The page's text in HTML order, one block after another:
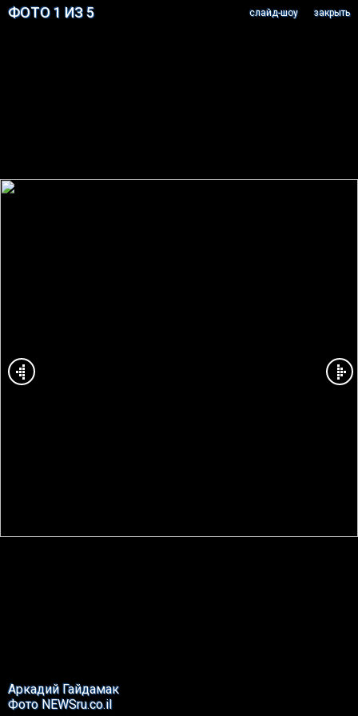
ФОТО 1 ИЗ 5 закрыть
cлайд-шоу
Аркадий Гайдамак
Фото NEWSru.co.il